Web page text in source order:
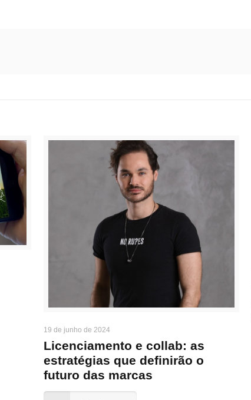
19 de junho de 2024
Licenciamento e collab: as
estratégias que definirão o
futuro das marcas